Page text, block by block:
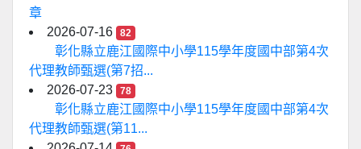
章
2026-07-16
82
彰化縣立鹿江國際中小學115學年度國中部第4次
代理教師甄選(第7招...
2026-07-23
78
彰化縣立鹿江國際中小學115學年度國中部第4次
代理教師甄選(第11...